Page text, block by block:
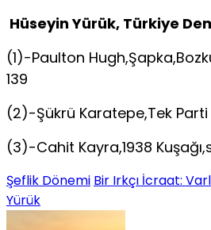
Hüseyin Yürük, Türkiye
(1)-Paulton
139
(2)-Şükrü Karatepe,Tek Parti
(3)-Cahit Kayra,1938
Şeflik Dönemi Bir Irkçı İcraat:
Yürük